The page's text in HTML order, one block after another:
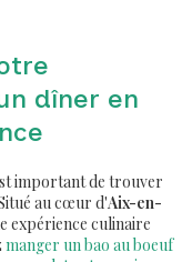
dîner en
important de trouver
au cœur d'Aix-en-
expérience culinaire
manger un bao au boeuf